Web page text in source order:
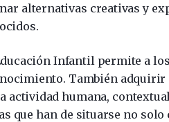
alternativas creativas y
Infantil permite a
También adquirir
actividad humana,
que han de situarse no